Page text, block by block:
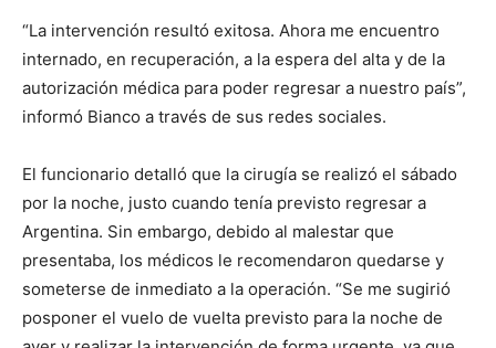
“La intervención resultó exitosa. Ahora me encuentro
internado, en recuperación, a la espera del alta y de la
autorización médica para poder regresar a nuestro país”,
informó Bianco a través de sus redes sociales.
El funcionario detalló que la cirugía se realizó el sábado
por la noche, justo cuando tenía previsto regresar a
Argentina. Sin embargo, debido al malestar que
presentaba, los médicos le recomendaron quedarse y
someterse de inmediato a la operación. “Se me sugirió
posponer el vuelo de vuelta previsto para la noche de